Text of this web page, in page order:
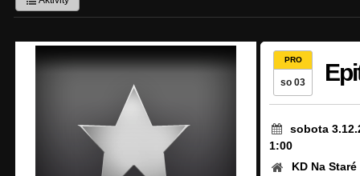
PRO
so 03
sobota
1:00
KD Na